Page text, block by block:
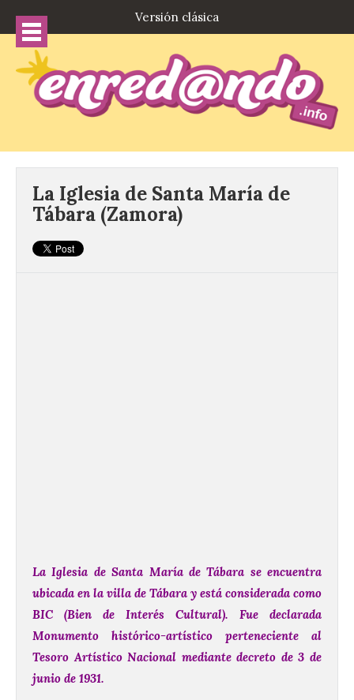
Versión clásica
La Iglesia de Santa María de
Tábara (Zamora)
La Iglesia de Santa María de Tábara se encuentra
ubicada en la villa de Tábara y está considerada como
BIC (Bien de Interés Cultural). Fue declarada
Monumento histórico-artístico perteneciente al
Tesoro Artístico Nacional mediante decreto de 3 de
junio de 1931.